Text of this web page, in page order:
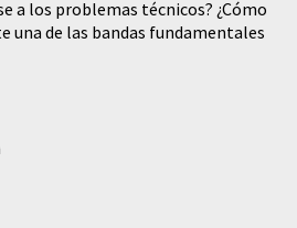
a los problemas técnicos? ¿Cómo
una de las bandas fundamentales